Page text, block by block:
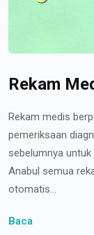
Rekam
Rekam medis
pemeriksaan
sebelumnya
Anabul semua
otomatis...
Baca